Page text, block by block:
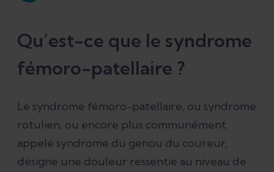
Qu’est-ce que le syndrome fémoro-
patellaire ?
syndrome fémoro-patellaire ?
Quelles sont les causes du syndrome
fémoro-patellaire ?
Qu’est-ce que le syndrome
fémoro-patellaire ?
Le syndrome fémoro-patellaire, ou syndrome
rotulien, ou encore plus communément
appelé syndrome du genou du coureur,
désigne une douleur ressentie au niveau de